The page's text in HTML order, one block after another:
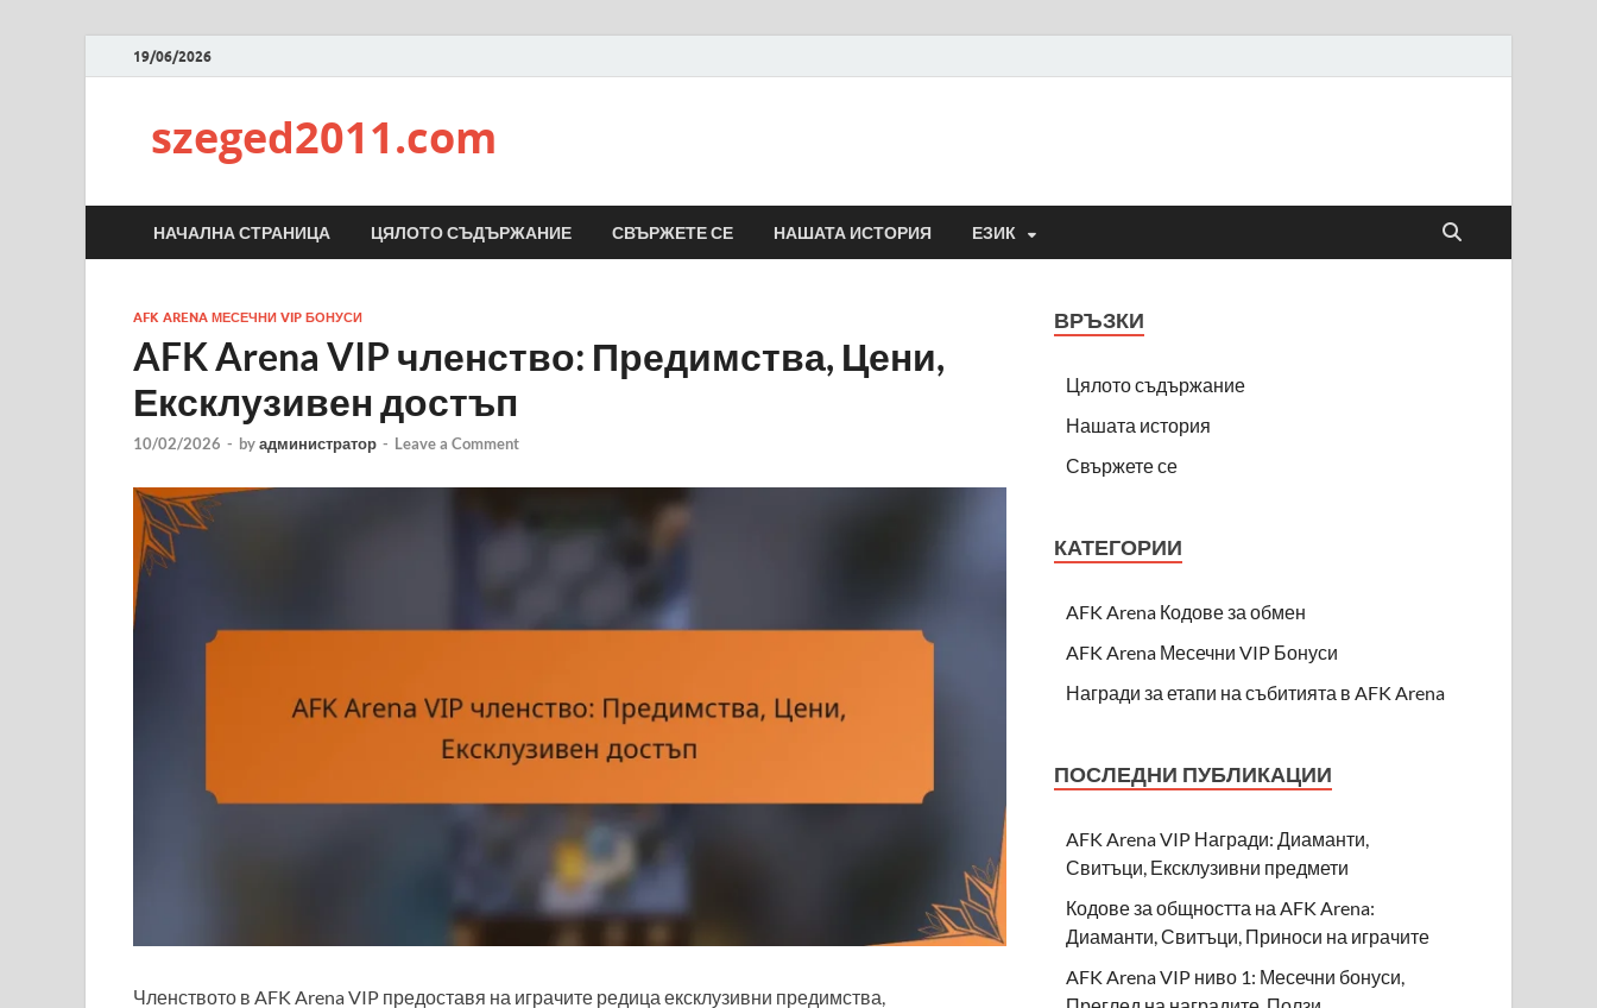
19/06/2026
szeged2011.com
НАЧАЛНА СТРАНИЦА ЦЯЛОТО СЪДЪРЖАНИЕ СВЪРЖЕТЕ СЕ НАШАТА ИСТОРИЯ ЕЗИК
AFK ARENA МЕСЕЧНИ VIP БОНУСИ
AFK Arena VIP членство: Предимства, Цени,
Ексклузивен достъп
10/02/2026 - byадминистратор - Leave a Comment
Членството в AFK Arena VIP предоставя на играчите редица ексклузивни предимства,
ВРЪЗКИ
Цялото съдържание
Нашата история
Свържете се
КАТЕГОРИИ
AFK Arena Кодове за обмен
AFK Arena Месечни VIP Бонуси
Награди за етапи на събитията в AFK Arena
ПОСЛЕДНИ ПУБЛИКАЦИИ
AFK Arena VIP Награди: Диаманти,
Свитъци, Ексклузивни предмети
Кодове за общността на AFK Arena:
Диаманти, Свитъци, Приноси на играчите
AFK Arena VIP ниво 1: Месечни бонуси,